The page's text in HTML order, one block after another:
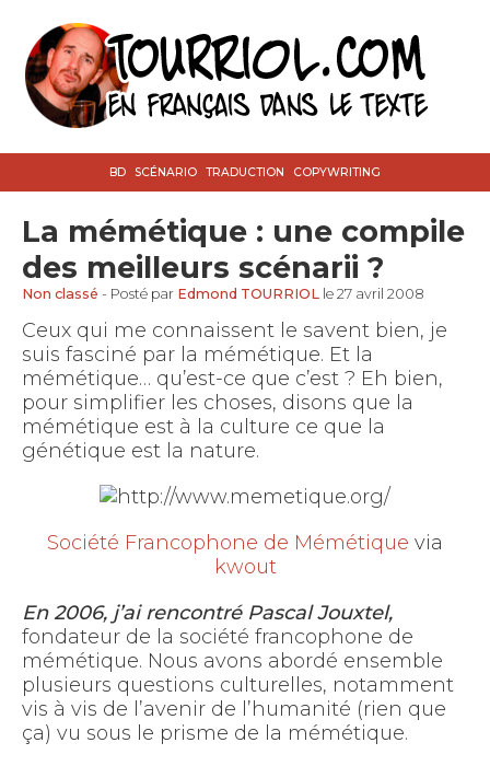
BD SCÉNARIO TRADUCTION COPYWRITING
La mémétique : une compile
des meilleurs scénarii ?
Non classé - Posté par Edmond TOURRIOL le 27 avril 2008
Ceux qui me connaissent le savent bien, je
suis fasciné par la mémétique. Et la
mémétique… qu’est-ce que c’est ? Eh bien,
pour simplifier les choses, disons que la
mémétique est à la culture ce que la
génétique est la nature.
Société Francophone de Mémétique via
kwout
En 2006, j’ai rencontré Pascal Jouxtel,
fondateur de la société francophone de
mémétique. Nous avons abordé ensemble
plusieurs questions culturelles, notamment
vis à vis de l’avenir de l’humanité (rien que
ça) vu sous le prisme de la mémétique.